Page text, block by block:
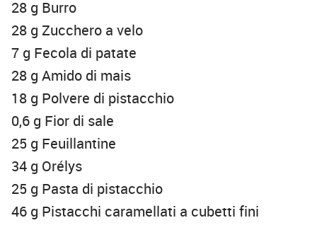
28 g Burro
28 g Zucchero a velo
7 g Fecola di patate
28 g Amido di mais
18 g Polvere di pistacchio
0,6 g Fior di sale
25 g Feuillantine
34 g Orélys
25 g Pasta di pistacchio
46 g Pistacchi caramellati a cubetti fini